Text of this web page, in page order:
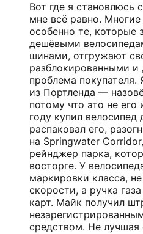
Вот где я становлюсь
мне всё равно.
особенно те, которые
дешёвыми
шинами, отгружают
разблокированными и
проблема покупателя.
из Портленда —
потому что это не
году купил велосипед
распаковал его,
на Springwater
рейнджер парка,
восторге. У
маркировки класса,
скорости, а ручка
карт. Майк получил
средством. Не лучшая